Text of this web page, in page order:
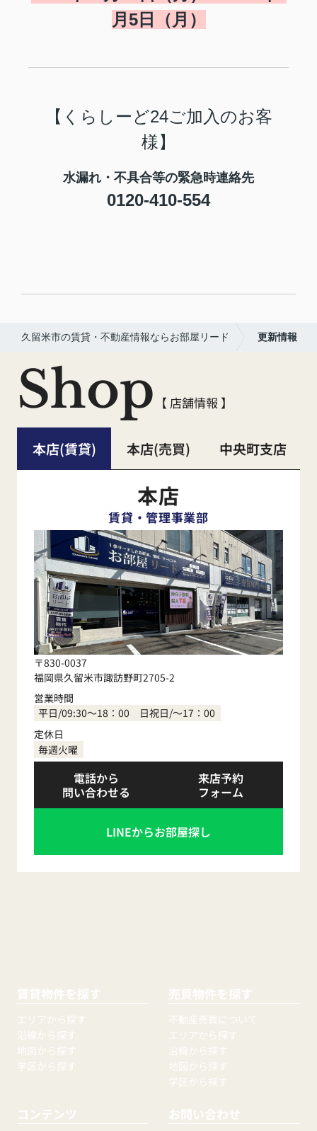
月5日（月）
【くらしーど24ご加入のお客
様】
水漏れ・不具合等の緊急時連絡先
0120-410-554
久留米市の賃貸・不動産情報ならお部屋リード 更新情報
Shop 【 店舗情報 】
本店(賃貸) 本店(売買) 中央町支店
本店
賃貸・管理事業部
〒830-0037
福岡県久留米市諏訪野町2705-2
営業時間
平日/09:30～18：00 日祝日/～17：00
定休日
毎週火曜
電話から
問い合わせる
来店予約
フォーム
LINEからお部屋探し
賃貸物件を探す
エリアから探す
沿線から探す
地図から探す
学区から探す
売買物件を探す
不動産売買について
エリアから探す
沿線から探す
地図から探す
学区から探す
コンテンツ お問い合わせ